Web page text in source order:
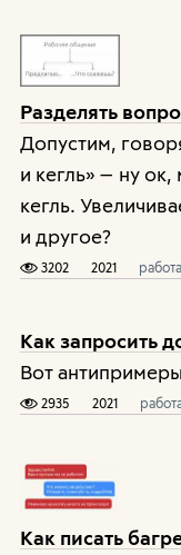
Разделять
Допустим,
и кегль» — ну
кегль.
и другое?
3202 2021 работа
Как запросить
Вот антипримеры
2935 2021
Как писать